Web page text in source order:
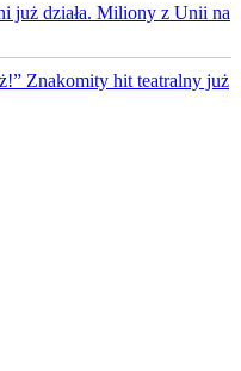
już działa. Miliony z Unii na
Znakomity hit teatralny już